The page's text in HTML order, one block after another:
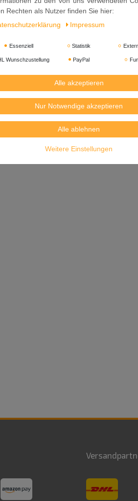
fermentierten Garnelen besteht. Die
ausgereift ist. In Thailand, Malaysia,
von Saucen undin Currys. Die
Rechten als Nutzer finden Sie hier:
Impressum
Essenziell Statistik
Wunschzustellung PayPal
Alle akzeptieren
Nur Notwendige akzeptieren
Alle ablehnen
Weitere Einstellungen